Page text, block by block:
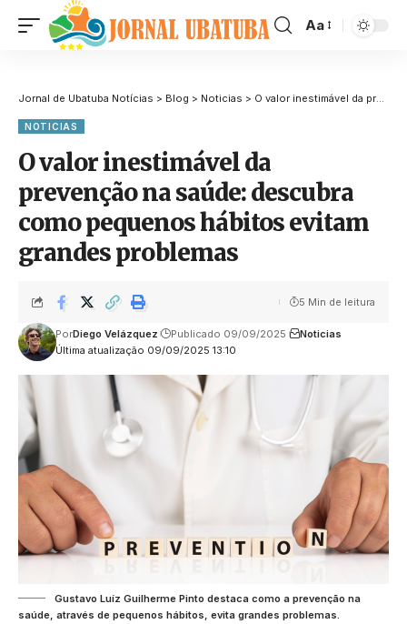
Aa
Jornal de Ubatuba Notícias > Blog > Noticias > O valor inestimável da prevenção na saúde: descubra como pequenos hábitos evitam grandes problemas
NOTICIAS
O valor inestimável da
prevenção na saúde: descubra
como pequenos hábitos evitam
grandes problemas
Última atualização 09/09/2025 13:10
PorDiego Velázquez Publicado 09/09/2025 Noticias
5 Min de leitura
Gustavo Luíz Guilherme Pinto destaca como a prevenção na
saúde, através de pequenos hábitos, evita grandes problemas.